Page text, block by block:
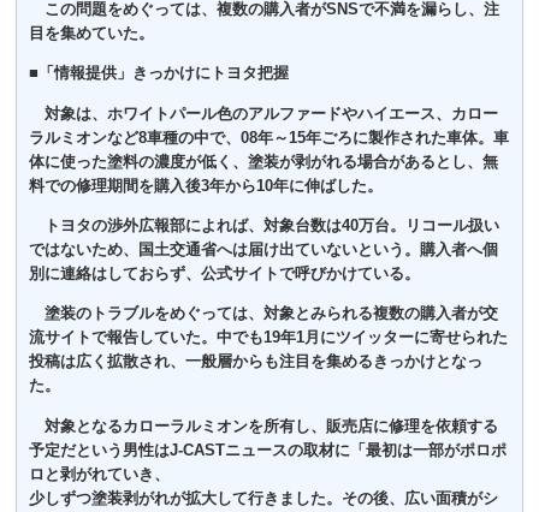
この問題をめぐっては、複数の購入者がSNSで不満を漏らし、注
目を集めていた。
■「情報提供」きっかけにトヨタ把握
対象は、ホワイトパール色のアルファードやハイエース、カロー
ラルミオンなど8車種の中で、08年～15年ごろに製作された車体。車
体に使った塗料の濃度が低く、塗装が剥がれる場合があるとし、無
料での修理期間を購入後3年から10年に伸ばした。
トヨタの渉外広報部によれば、対象台数は40万台。リコール扱い
ではないため、国土交通省へは届け出ていないという。購入者へ個
別に連絡はしておらず、公式サイトで呼びかけている。
塗装のトラブルをめぐっては、対象とみられる複数の購入者が交
流サイトで報告していた。中でも19年1月にツイッターに寄せられた
投稿は広く拡散され、一般層からも注目を集めるきっかけとなっ
た。
対象となるカローラルミオンを所有し、販売店に修理を依頼する
予定だという男性はJ-CASTニュースの取材に「最初は一部がポロポ
ロと剥がれていき、
少しずつ塗装剥がれが拡大して行きました。その後、広い面積がシ